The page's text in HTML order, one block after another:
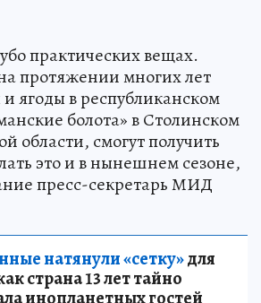
практических вещах.
протяжении многих лет
ягоды в республиканском
болота» в Столинском
области, смогут получить
это и в нынешнем сезоне,
пресс-секретарь МИД
натянули «сетку»для
страна 13 лет тайно
инопланетных гостей